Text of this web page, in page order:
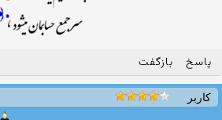
پاسخ بازگفت
کاربر